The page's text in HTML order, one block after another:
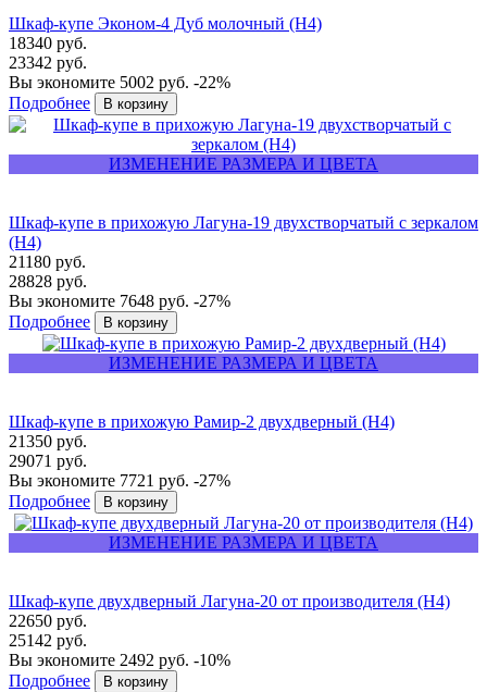
Шкаф-купе Эконом-4 Дуб молочный (Н4)
18340 руб.
23342 руб.
Вы экономите 5002 руб. -22%
Подробнее
ИЗМЕНЕНИЕ РАЗМЕРА И ЦВЕТА
Шкаф-купе в прихожую Лагуна-19 двухстворчатый с зеркалом
(Н4)
21180 руб.
28828 руб.
Вы экономите 7648 руб. -27%
Подробнее
ИЗМЕНЕНИЕ РАЗМЕРА И ЦВЕТА
Шкаф-купе в прихожую Рамир-2 двухдверный (Н4)
21350 руб.
29071 руб.
Вы экономите 7721 руб. -27%
Подробнее
ИЗМЕНЕНИЕ РАЗМЕРА И ЦВЕТА
Шкаф-купе двухдверный Лагуна-20 от производителя (Н4)
22650 руб.
25142 руб.
Вы экономите 2492 руб. -10%
Подробнее